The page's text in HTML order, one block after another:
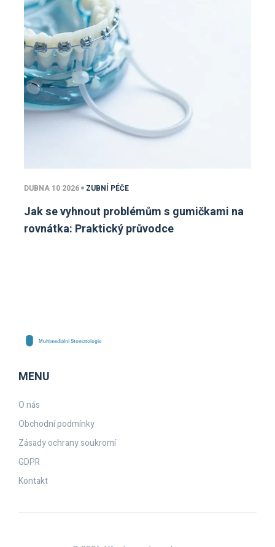
DUBNA 10 2026 ZUBNÍ PÉČE
Jak se vyhnout problémům s gumičkami na
rovnátka: Praktický průvodce
MENU
O nás
Obchodní podmínky
Zásady ochrany soukromí
GDPR
Kontakt